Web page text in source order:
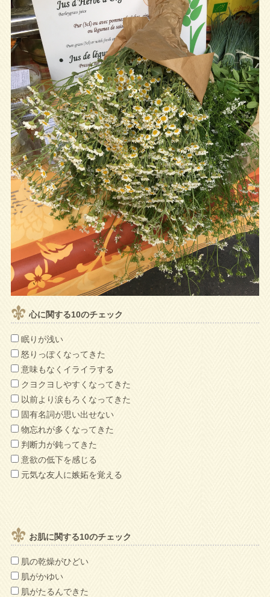
心に関する10のチェック
眠りが浅い
怒りっぽくなってきた
意味もなくイライラする
クヨクヨしやすくなってきた
以前より涙もろくなってきた
固有名詞が思い出せない
物忘れが多くなってきた
判断力が鈍ってきた
意欲の低下を感じる
元気な友人に嫉妬を覚える
お肌に関する10のチェック
肌の乾燥がひどい
肌がかゆい
肌がたるんできた